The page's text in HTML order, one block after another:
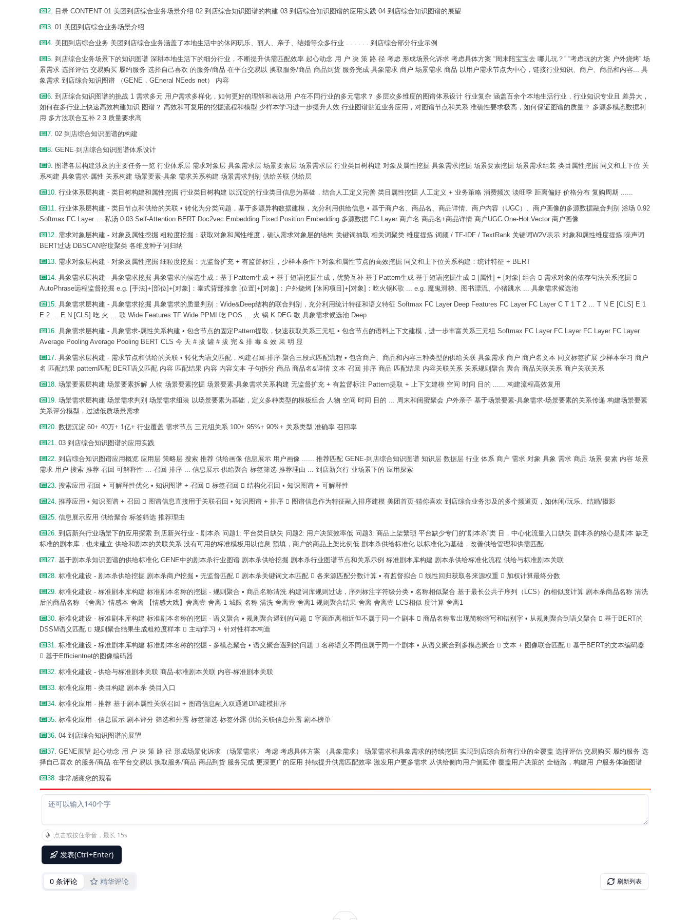
2 . 目录 CONTENT 01 美团到店综合业务场景介绍 02 到店综合知识图谱的构建 03 到店综合知识图谱的应用实践 04 到店综合知识图谱的展望
3 . 01 美团到店综合业务场景介绍
4 . 美团到店综合业务 美团到店综合业务涵盖了本地生活中的休闲玩乐、丽人、亲子、结婚等众多行业 . . . . . . 到店综合部分行业示例
5 . 到店综合业务场景下的知识图谱 深耕本地生活下的细分行业，不断提升供需匹配效率 起心动念 用 户 决 策 路 径 考虑 形成场景化诉求 考虑具体方案 “周末陪宝宝去 哪儿玩？” “考虑玩的方案 户外烧烤” 场
景需求 选择评估 交易购买 履约服务 选择自己喜欢 的服务/商品 在平台交易以 换取服务/商品 商品到货 服务完成 具象需求 商户 场景需求 商品 以用户需求节点为中心，链接行业知识、商户、商品和内容... 具
象需求 到店综合知识图谱 （GENE，GEneral NEeds net） 内容
6 . 到店综合知识图谱的挑战 1 需求多元 用户需求多样化，如何更好的理解和表达用 户在不同行业的多元需求？ 多层次多维度的图谱体系设计 行业复杂 涵盖百余个本地生活行业，行业知识专业且 差异大，
如何在多行业上快速高效构建知识 图谱？ 高效和可复用的挖掘流程和模型 少样本学习进一步提升人效 行业图谱贴近业务应用，对图谱节点和关系 准确性要求极高，如何保证图谱的质量？ 多源多模态数据利
用 多方法联合互补 2 3 质量要求高
7 . 02 到店综合知识图谱的构建
8 . GENE·到店综合知识图谱体系设计
9 . 图谱各层构建涉及的主要任务一览 行业体系层 需求对象层 具象需求层 场景要素层 场景需求层 行业类目树构建 对象及属性挖掘 具象需求挖掘 场景要素挖掘 场景需求组装 类目属性挖掘 同义和上下位 关
系构建 具象需求-属性 关系构建 场景要素-具象 需求关系构建 场景需求判别 供给关联 供给层
10 . 行业体系层构建 - 类目树构建和属性挖掘 行业类目树构建 以沉淀的行业类目信息为基础，结合人工定义完善 类目属性挖掘 人工定义 + 业务策略 消费频次 淡旺季 距离偏好 价格分布 复购周期 ......
11
. 行业体系层构建 - 类目节点和供给的关联 • 转化为分类问题，基于多源异构数据建模，充分利用供给信息 • 基于商户名、商品名、商品详情、商户内容（UGC）、商户画像的多源数据融合判别 浴场 0.92
Softmax FC Layer … 私汤 0.03 Self-Attention BERT Doc2vec Embedding Fixed Position Embedding 多源数据 FC Layer 商户名 商品名+商品详情 商户UGC One-Hot Vector 商户画像
12 . 需求对象层构建 - 对象及属性挖掘 粗粒度挖掘：获取对象和属性维度，确认需求对象层的结构 关键词抽取 相关词聚类 维度提炼 词频 / TF-IDF / TextRank 关键词W2V表示 对象和属性维度提炼 噪声词
BERT过滤 DBSCAN密度聚类 各维度种子词归纳
13 . 需求对象层构建 - 对象及属性挖掘 细粒度挖掘：无监督扩充 + 有监督标注，少样本条件下对象和属性节点的高效挖掘 同义和上下位关系构建：统计特征 + BERT
14 . 具象需求层构建 - 具象需求挖掘 具象需求的候选生成：基于Pattern生成 + 基于短语挖掘生成，优势互补 基于Pattern生成 基于短语挖掘生成  [属性] + [对象] 组合  需求对象的依存句法关系挖掘 
AutoPhrase远程监督挖掘 e.g. [手法]+[部位]+[对象]：泰式背部推拿 [位置]+[对象]：户外烧烤 [休闲项目]+[对象]：吃火锅K歌 ... e.g. 魔鬼滑梯、图书漂流、小猪跳水 ... 具象需求候选池
15 . 具象需求层构建 - 具象需求挖掘 具象需求的质量判别：Wide&Deep结构的联合判别，充分利用统计特征和语义特征 Softmax FC Layer Deep Features FC Layer FC Layer C T 1 T 2 … T N E [CLS] E 1
E 2 … E N [CLS] 吃 火 … 歌 Wide Features TF Wide PPMI 吃 POS … 火 锅 K DEG 歌 具象需求候选池 Deep
16 . 具象需求层构建 - 具象需求-属性关系构建 • 包含节点的固定Pattern提取，快速获取关系三元组 • 包含节点的语料上下文建模，进一步丰富关系三元组 Softmax FC Layer FC Layer FC Layer FC Layer
Average Pooling Average Pooling BERT CLS 今 天 # 拔 罐 # 拔 完 & 排 毒 & 效 果 明 显
17 . 具象需求层构建 - 需求节点和供给的关联 • 转化为语义匹配，构建召回-排序-聚合三段式匹配流程 • 包含商户、商品和内容三种类型的供给关联 具象需求 商户 商户名文本 同义标签扩展 少样本学习 商户
名 匹配结果 pattern匹配 BERT语义匹配 内容 匹配结果 内容 内容文本 子句拆分 商品 商品名&详情 文本 召回 排序 商品 匹配结果 内容关联关系 关系规则聚合 聚合 商品关联关系 商户关联关系
18 . 场景要素层构建 场景要素拆解 人物 场景要素挖掘 场景要素-具象需求关系构建 无监督扩充 + 有监督标注 Pattern提取 + 上下文建模 空间 时间 目的 ...... 构建流程高效复用
19 . 场景需求层构建 场景需求判别 场景需求组装 以场景要素为基础，定义多种类型的模板组合 人物 空间 时间 目的 ... 周末和闺蜜聚会 户外亲子 基于场景要素-具象需求-场景要素的关系传递 构建场景要素
关系评分模型，过滤低质场景需求
20 . 数据沉淀 60+ 40万+ 1亿+ 行业覆盖 需求节点 三元组关系 100+ 95%+ 90%+ 关系类型 准确率 召回率
21 . 03 到店综合知识图谱的应用实践
22 . 到店综合知识图谱应用概览 应用层 策略层 搜索 推荐 供给画像 信息展示 用户画像 ...... 推荐匹配 GENE-到店综合知识图谱 知识层 数据层 行业 体系 商户 需求 对象 具象 需求 商品 场景 要素 内容 场景
需求 用户 搜索 推荐 召回 可解释性 ... 召回 排序 ... 信息展示 供给聚合 标签筛选 推荐理由 ... 到店新兴行 业场景下的 应用探索
23 . 搜索应用 召回 + 可解释性优化 • 知识图谱 + 召回  标签召回  结构化召回 • 知识图谱 + 可解释性
24 . 推荐应用 • 知识图谱 + 召回  图谱信息直接用于关联召回 • 知识图谱 + 排序  图谱信息作为特征融入排序建模 美团首页-猜你喜欢 到店综合业务涉及的多个频道页，如休闲/玩乐、结婚/摄影
25 . 信息展示应用 供给聚合 标签筛选 推荐理由
26 . 到店新兴行业场景下的应用探索 到店新兴行业 - 剧本杀 问题1: 平台类目缺失 问题2: 用户决策效率低 问题3: 商品上架繁琐 平台缺少专门的“剧本杀”类 目，中心化流量入口缺失 剧本杀的核心是剧本 缺乏
标准的剧本库，也未建立 供给和剧本的关联关系 没有可用的标准模板用以信息 预填，商户的商品上架比例低 剧本杀供给标准化 以标准化为基础，改善供给管理和供需匹配
27 . 基于剧本杀知识图谱的供给标准化 GENE中的剧本杀行业图谱 剧本杀供给挖掘 剧本杀行业图谱节点和关系示例 标准剧本库构建 剧本杀供给标准化流程 供给与标准剧本关联
28 . 标准化建设 - 剧本杀供给挖掘 剧本杀商户挖掘 • 无监督匹配  剧本杀关键词文本匹配  各来源匹配分数计算 • 有监督拟合  线性回归获取各来源权重  加权计算最终分数
29 . 标准化建设 - 标准剧本库构建 标准剧本名称的挖掘 - 规则聚合 • 商品名称清洗 构建词库规则过滤，序列标注字符级分类 • 名称相似聚合 基于最长公共子序列（LCS）的相似度计算 剧本杀商品名称 清洗
后的商品名称 《舍离》情感本 舍离 【情感大戏】舍离壹 舍离 1 城限 名称 清洗 舍离壹 舍离1 规则聚合结果 舍离 舍离壹 LCS相似 度计算 舍离1
30 . 标准化建设 - 标准剧本库构建 标准剧本名称的挖掘 - 语义聚合 • 规则聚合遇到的问题  字面距离相近但不属于同一个剧本  商品名称常出现简称缩写和错别字 • 从规则聚合到语义聚合  基于BERT的
DSSM语义匹配  规则聚合结果生成粗粒度样本  主动学习 + 针对性样本构造
31
. 标准化建设 - 标准剧本库构建 标准剧本名称的挖掘 - 多模态聚合 • 语义聚合遇到的问题  名称语义不同但属于同一个剧本 • 从语义聚合到多模态聚合  文本 + 图像联合匹配  基于BERT的文本编码器
 基于Efficientnet的图像编码器
32 . 标准化建设 - 供给与标准剧本关联 商品-标准剧本关联 内容-标准剧本关联
33 . 标准化应用 - 类目构建 剧本杀 类目入口
34 . 标准化应用 - 推荐 基于剧本属性关联召回 + 图谱信息融入双通道DIN建模排序
35 . 标准化应用 - 信息展示 剧本评分 筛选和外露 标签筛选 标签外露 供给关联信息外露 剧本榜单
36 . 04 到店综合知识图谱的展望
37 . GENE展望 起心动念 用 户 决 策 路 径 形成场景化诉求 （场景需求） 考虑 考虑具体方案 （具象需求） 场景需求和具象需求的持续挖掘 实现到店综合所有行业的全覆盖 选择评估 交易购买 履约服务 选
择自己喜欢 的服务/商品 在平台交易以 换取服务/商品 商品到货 服务完成 更深更广的应用 持续提升供需匹配效率 激发用户更多需求 从供给侧向用户侧延伸 覆盖用户决策的 全链路，构建用 户服务体验图谱
38 . 非常感谢您的观看